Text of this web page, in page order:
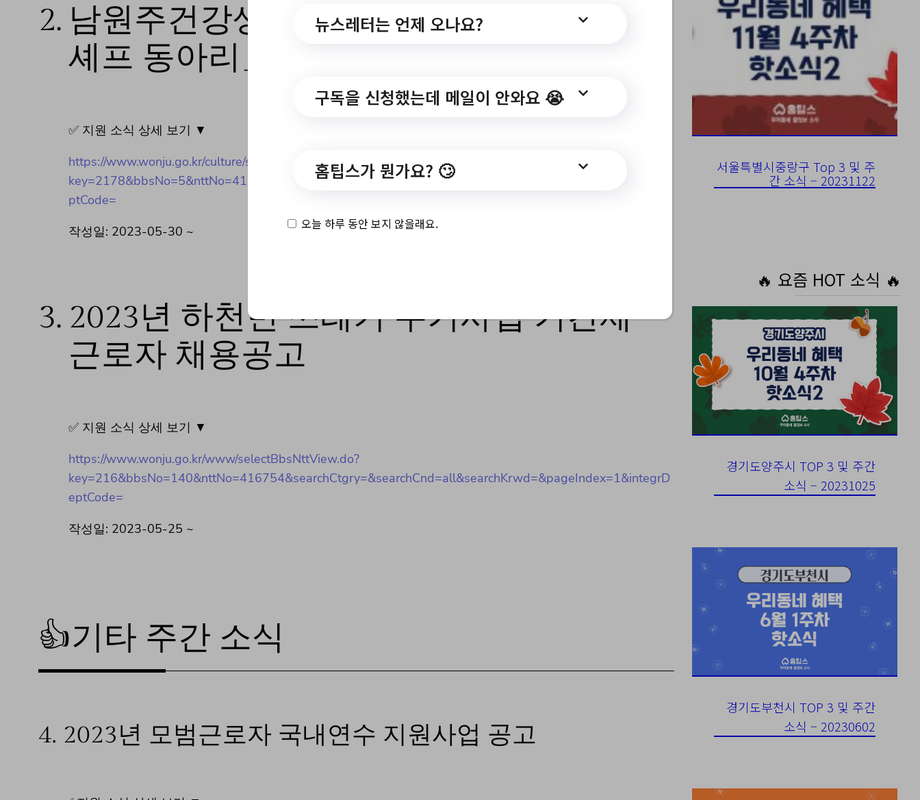
2. 남원주건강생활지원센터 「늘~ 건강 당뇨
셰프 동아리」 참여자 모집
✅ 지원 소식 상세 보기 ▼
https://www.wonju.go.kr/culture/selectBbsNttView.do?
key=2178&bbsNo=5&nttNo=416828&searchCtgry=&searchCnd=all&searchKrwd=&pageIndex=1&integrDe
ptCode=
작성일: 2023-05-30 ~
3. 2023년 하천변 쓰레기 수거사업 기간제
근로자 채용공고
✅ 지원 소식 상세 보기 ▼
https://www.wonju.go.kr/www/selectBbsNttView.do?
key=216&bbsNo=140&nttNo=416754&searchCtgry=&searchCnd=all&searchKrwd=&pageIndex=1&integrD
eptCode=
작성일: 2023-05-25 ~
👍기타 주간 소식
4. 2023년 모범근로자 국내연수 지원사업 공고
서울특별시중랑구 Top 3 및 주
간 소식 – 20231122
🔥 요즘 HOT 소식 🔥
경기도양주시 TOP 3 및 주간
소식 – 20231025
경기도부천시 TOP 3 및 주간
소식 – 20230602
뉴스레터는 언제 오나요?
구독을 신청했는데 메일이 안와요 😭
홈팁스가 뭔가요? 🙄
오늘 하루 동안 보지 않을래요.